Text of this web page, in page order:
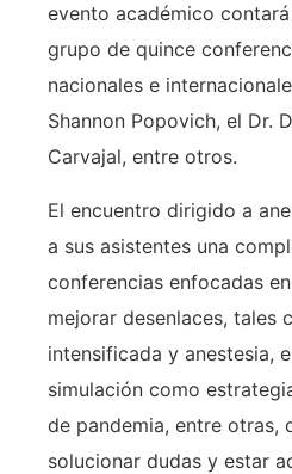
evento académico
grupo de quince
nacionales e
Shannon Popovich, el Dr.
Carvajal, entre otros.
El encuentro dirigido a
a sus asistentes una
conferencias enfocadas
mejorar desenlaces, tales
intensificada y anestesia,
simulación como
de pandemia, entre otras,
solucionar dudas y estar